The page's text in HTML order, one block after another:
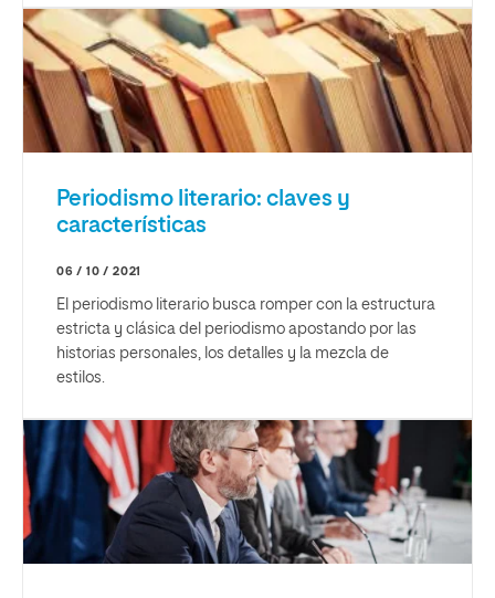
Periodismo literario: claves y
características
06 / 10 / 2021
El periodismo literario busca romper con la estructura
estricta y clásica del periodismo apostando por las
historias personales, los detalles y la mezcla de
estilos.